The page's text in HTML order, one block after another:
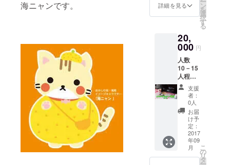
海ニャンです。
みなさ
まの健
願いご
祈祷を
おこ
なって
出荷い
たしま
す。
チェッ
の風味
のま
糖・酸
のバラ
ンスよ
く仕上
げて出
荷する
貯蔵み
かんで
す。 ま
た、橘
本神社
にて、
にみか
いま
す。
「蔵出
しみか
ん」は
収穫し
たみか
んを土
壁の蔵
に貯蔵
し、厳
正な温
度・湿
度管
理、品
質
予定し
ていま
す（交
み）。
それ以
上の地
域は要
相談に
て対応
予定。
詳細を見る ン
を
選
択
す
る
20,
000 円
人数
10－15
人程
度 所
要時
間 約2
時間
内容
季節に
応じた
アイシ
ング
クッ
支援
者：
0人
お届
け予
定：
2017
年09
月
こ
の
リ
タ